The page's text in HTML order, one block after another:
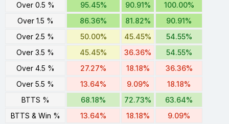
Over 0.5 %
95.45% 90.91%
100.00%
Over 1.5 %
86.36% 81.82%
90.91%
Over 2.5 %
50.00% 45.45%
54.55%
Over 3.5 %
45.45% 36.36%
54.55%
Over 4.5 %
27.27% 18.18%
36.36%
Over 5.5 %
13.64% 9.09%
18.18%
BTTS %
68.18% 72.73%
63.64%
BTTS & Win %
13.64% 18.18%
9.09%